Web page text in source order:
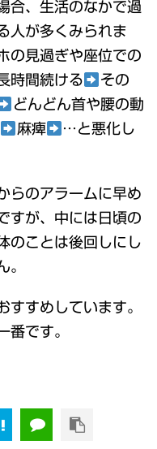
合、生活のなかで過
人が多くみられま
の見過ぎや座位での
時間続ける
その
どんどん首や腰の動
麻痺
…と悪化し
らのアラームに早め
すが、中には日頃の
のことは後回しにし
。
すすめしています。
番です。